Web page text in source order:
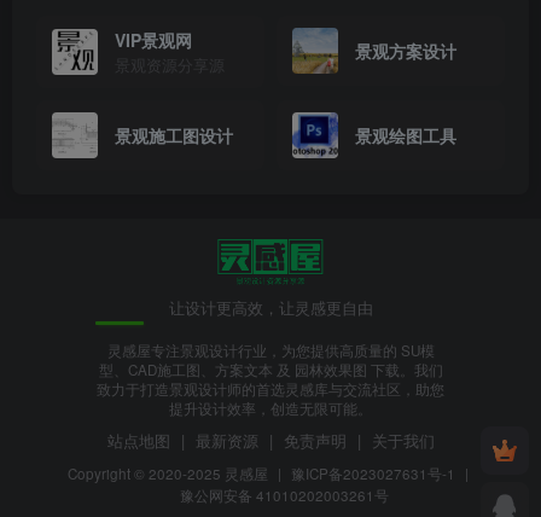
VIP景观网
景观资源分享源
景观方案设计
景观施工图设计 景观绘图工具
让设计更高效，让灵感更自由
灵感屋专注景观设计行业，为您提供高质量的 SU模
型、CAD施工图、方案文本 及 园林效果图 下载。我们
致力于打造景观设计师的首选灵感库与交流社区，助您
提升设计效率，创造无限可能。
站点地图 | 最新资源 | 免责声明 | 关于我们
Copyright © 2020-2025 灵感屋 | 豫ICP备2023027631号-1
|
豫公网安备 41010202003261号